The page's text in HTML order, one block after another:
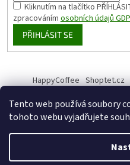
Tento web používá soubory
tohoto webu vyjadřujete
Kliknutím na tlačítko
zpracováním osobních údajů
PŘIHLÁSIT SE
HappyCoffee Shoptet.cz